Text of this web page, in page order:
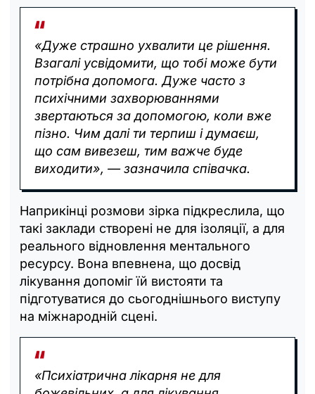
«Дуже страшно ухвалити це рішення.
Взагалі усвідомити, що тобі може бути
потрібна допомога. Дуже часто з
психічними захворюваннями
звертаються за допомогою, коли вже
пізно. Чим далі ти терпиш і думаєш,
що сам вивезеш, тим важче буде
виходити», — зазначила співачка.
Наприкінці розмови зірка підкреслила, що
такі заклади створені не для ізоляції, а для
реального відновлення ментального
ресурсу. Вона впевнена, що досвід
лікування допоміг їй вистояти та
підготуватися до сьогоднішнього виступу
на міжнародній сцені.
«Психіатрична лікарня не для